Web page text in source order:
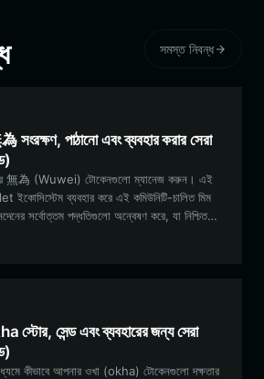
সমস্ত নিবন্ধ
পাঠানো এবং ব্যবহার করার সেরা
無為 (Wuwei) টোকেনগুলো ম্যানেজ করুন। এই
ইকোসিস্টেম ব্যবহার করে এই কমিউনিটি-চালিত মিম
সর্বোত্তম পদ্ধতিগুলো অন্বেষণ করে, যা নিশ্চিত
অংশগ্রহণ করার সময় সুরক্ষিত থাকবেন।
সেন্ড এবং ব্যবহারের জন্য সেরা
কীভাবে আপনার ওখা (okha) টোকেনগুলো দক্ষতার